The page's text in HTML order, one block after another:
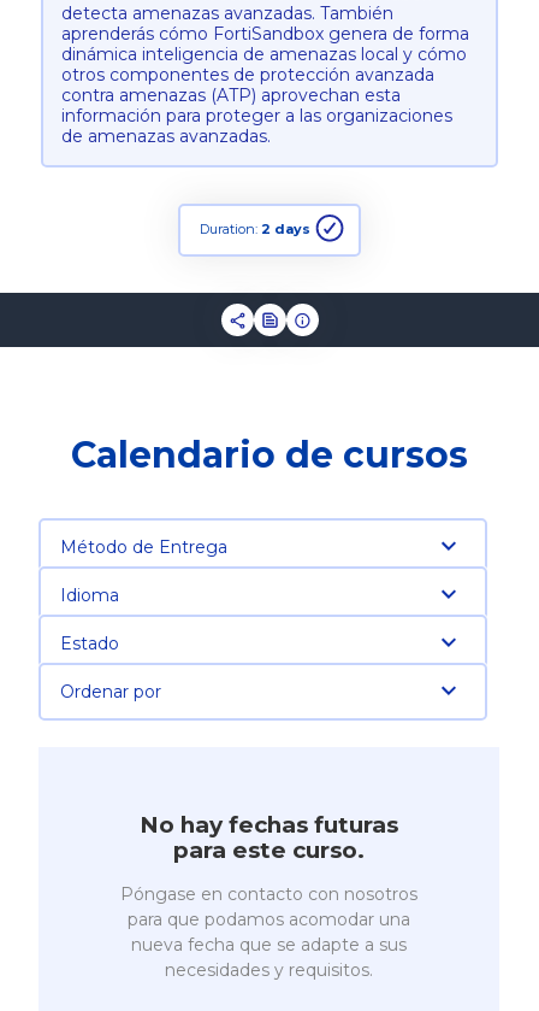
detecta amenazas avanzadas. También
aprenderás cómo FortiSandbox genera de forma
dinámica inteligencia de amenazas local y cómo
otros componentes de protección avanzada
contra amenazas (ATP) aprovechan esta
información para proteger a las organizaciones
de amenazas avanzadas.
Duration: 2 days
Calendario de cursos
Método de Entrega
Idioma
Estado
Ordenar por
No hay fechas futuras
para este curso.
Póngase en contacto con nosotros
para que podamos acomodar una
nueva fecha que se adapte a sus
necesidades y requisitos.